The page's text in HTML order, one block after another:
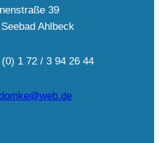
39
Ahlbeck
1 72 / 3 94 26 44